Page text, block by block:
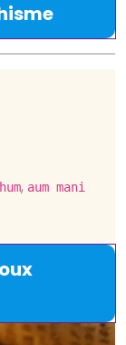
, aum mani